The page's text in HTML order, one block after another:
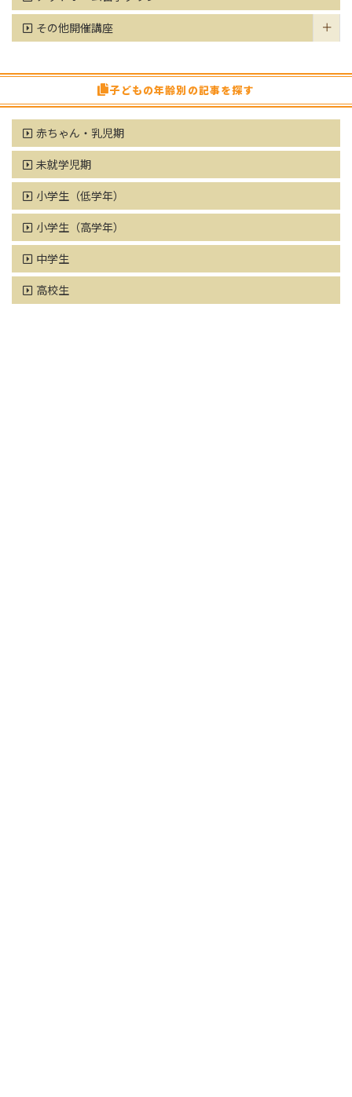
その他開催講座
子どもの年齢別の記事を探す
赤ちゃん・乳児期
未就学児期
小学生（低学年）
小学生（高学年）
中学生
高校生